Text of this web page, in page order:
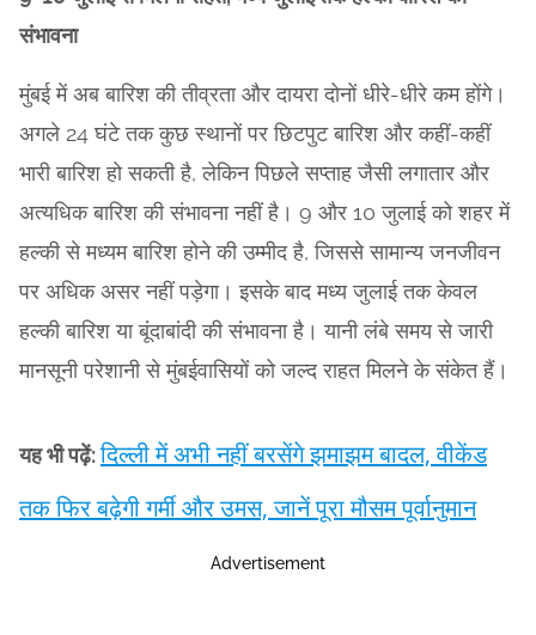
संभावना
मुंबई में अब बारिश की तीव्रता और दायरा दोनों धीरे-धीरे कम होंगे।
अगले 24 घंटे तक कुछ स्थानों पर छिटपुट बारिश और कहीं-कहीं
भारी बारिश हो सकती है, लेकिन पिछले सप्ताह जैसी लगातार और
अत्यधिक बारिश की संभावना नहीं है। 9 और 10 जुलाई को शहर में
हल्की से मध्यम बारिश होने की उम्मीद है, जिससे सामान्य जनजीवन
पर अधिक असर नहीं पड़ेगा। इसके बाद मध्य जुलाई तक केवल
हल्की बारिश या बूंदाबांदी की संभावना है। यानी लंबे समय से जारी
मानसूनी परेशानी से मुंबईवासियों को जल्द राहत मिलने के संकेत हैं।
यह भी पढ़ें:दिल्ली में अभी नहीं बरसेंगे झमाझम बादल, वीकेंड
तक फिर बढ़ेगी गर्मी और उमस, जानें पूरा मौसम पूर्वानुमान
Advertisement